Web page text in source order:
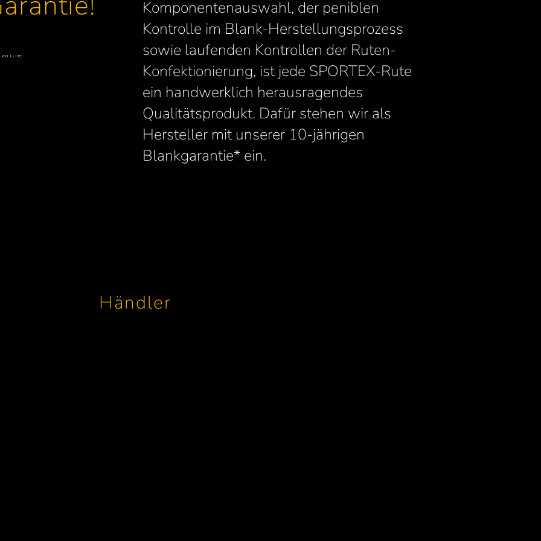
Komponentenauswahl, der peniblen
Kontrolle im Blank-Herstellungsprozess
sowie laufenden Kontrollen der Ruten-
Konfektionierung, ist jede SPORTEX-Rute
ein handwerklich herausragendes
Qualitätsprodukt. Dafür stehen wir als
Hersteller mit unserer 10-jährigen
Blankgarantie* ein.
Händler